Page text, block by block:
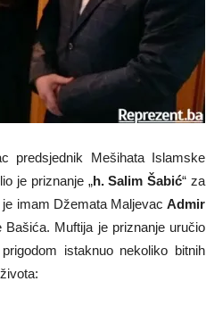
predsjednik Mešihata Islamske
je priznanje „h. Salim Šabić“ za
je imam Džemata MaljevacAdmir
Muftija je priznanje uručio
istaknuo nekoliko bitnih